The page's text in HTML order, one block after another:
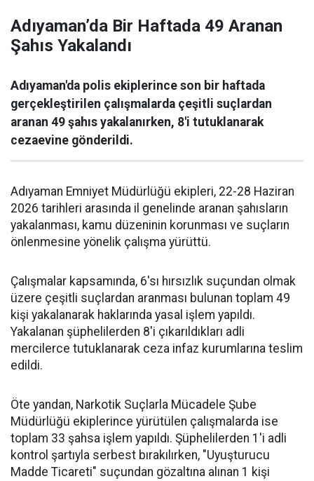
Adıyaman’da Bir Haftada 49 Aranan
Şahıs Yakalandı
Adıyaman'da polis ekiplerince son bir haftada
gerçekleştirilen çalışmalarda çeşitli suçlardan
aranan 49 şahıs yakalanırken, 8'i tutuklanarak
cezaevine gönderildi.
Adıyaman Emniyet Müdürlüğü ekipleri, 22-28 Haziran
2026 tarihleri arasında il genelinde aranan şahısların
yakalanması, kamu düzeninin korunması ve suçların
önlenmesine yönelik çalışma yürüttü.
Çalışmalar kapsamında, 6'sı hırsızlık suçundan olmak
üzere çeşitli suçlardan aranması bulunan toplam 49
kişi yakalanarak haklarında yasal işlem yapıldı.
Yakalanan şüphelilerden 8'i çıkarıldıkları adli
mercilerce tutuklanarak ceza infaz kurumlarına teslim
edildi.
Öte yandan, Narkotik Suçlarla Mücadele Şube
Müdürlüğü ekiplerince yürütülen çalışmalarda ise
toplam 33 şahsa işlem yapıldı. Şüphelilerden 1'i adli
kontrol şartıyla serbest bırakılırken, "Uyuşturucu
Madde Ticareti" suçundan gözaltına alınan 1 kişi